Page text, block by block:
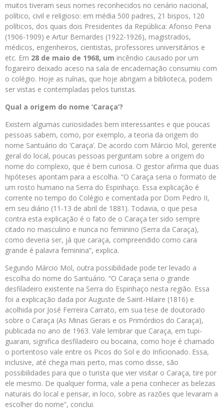
muitos tiveram seus nomes reconhecidos no cenário nacional,
político, civil e religioso: em média 500 padres, 21 bispos, 120
políticos, dos quais dois Presidentes da República: Afonso Pena
(1906-1909) e Artur Bernardes (1922-1926), magistrados,
médicos, engenheiros, cientistas, professores universitários e
etc. Em 28 de maio de 1968, um incêndio causado por um
fogareiro deixado aceso na sala de encadernação consumiu com
o colégio. Hoje as ruínas, que hoje abrigam a biblioteca, podem
ser vistas e contempladas pelos turistas.
Qual a origem do nome ‘Caraça’?
Existem algumas curiosidades bem interessantes e que poucas
pessoas sabem, como, por exemplo, a teoria da origem do
nome Santuário do ‘Caraça’. De acordo com Márcio Mol, gerente
geral do local, poucas pessoas perguntam sobre a origem do
nome do complexo, que é bem curiosa. O gestor afirma que duas
hipóteses apontam para a escolha. “O Caraça seria o formato de
um rosto humano na Serra do Espinhaço. Essa explicação é
corrente no tempo do Colégio e comentada por Dom Pedro II,
em seu diário (11-13 de abril de 1881). Todavia, o que pesa
contra esta explicação é o fato de o Caraça ter sido sempre
citado no masculino e nunca no feminino (Serra da Caraça),
como deveria ser, já que caraça, compreendido como cara
grande é palavra feminina”, explica.
Segundo Márcio Mol, outra possibilidade pode ter levado a
escolha do nome do Santuário. “O Caraça seria o grande
desfiladeiro existente na Serra do Espinhaço nesta região. Essa
foi a explicação dada por Auguste de Saint-Hilaire (1816) e
acolhida por José Ferreira Carrato, em sua tese de doutorado
sobre o Caraça (As Minas Gerais e os Primórdios do Caraça),
publicada no ano de 1963. Vale lembrar que Caraça, em tupi-
guarani, significa desfiladeiro ou bocaina, como hoje é chamado
o portentoso vale entre os Picos do Sol e do Inficionado. Essa,
inclusive, até chega mais perto, mas como disse, são
possibilidades para que o turista que vier visitar o Caraça, tire por
ele mesmo. De qualquer forma, vale a pena conhecer as belezas
naturais do local e pensar, in loco, sobre as razões que levaram a
escolher do nome”, conclui.